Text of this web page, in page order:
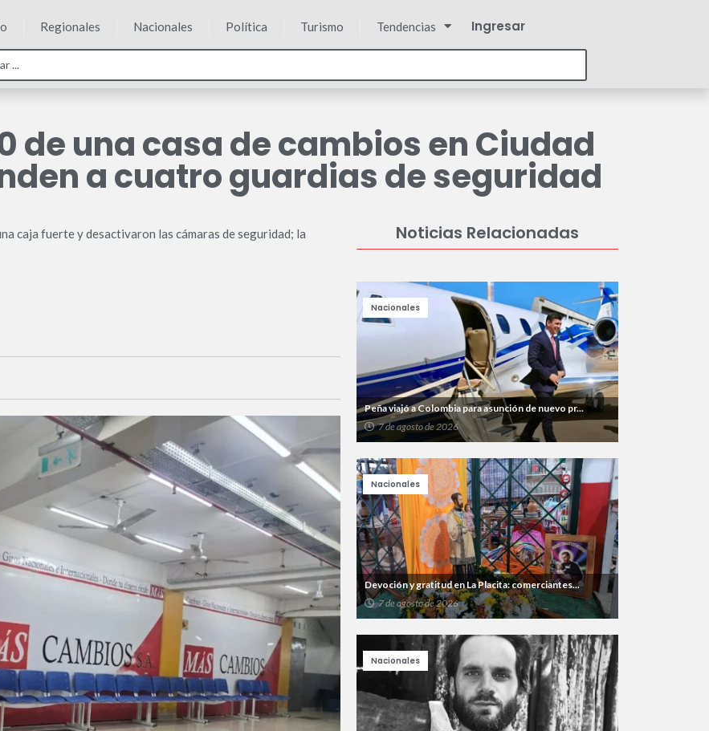
Regionales Nacionales Política Turismo Tendencias Ingresar
de una casa de cambios en Ciudad
a cuatro guardias de seguridad
caja fuerte y desactivaron las cámaras de seguridad; la
Noticias Relacionadas
Peña viajó a Colombia para asunción de nuevo pr...
7 de agosto de 2026
Nacionales
Devoción y gratitud en La Placita: comerciantes...
7 de agosto de 2026
Nacionales
Nacionales